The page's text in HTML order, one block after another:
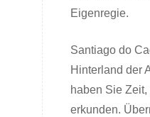
Eigenregie.
Santiago do
Hinterland der
haben Sie
erkunden.